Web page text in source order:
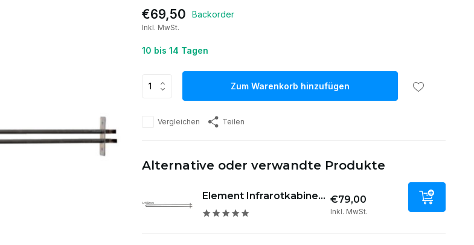
€69,50 Backorder
Inkl. MwSt.
10 bis 14 Tagen
Zum Warenkorb hinzufügen
Vergleichen Teilen
Alternative oder verwandte Produkte
Element Infrarotkabine... €79,00
Inkl. MwSt.